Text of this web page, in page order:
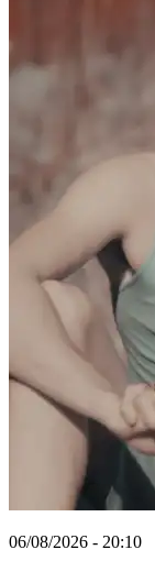
06/08/2026 - 20:10